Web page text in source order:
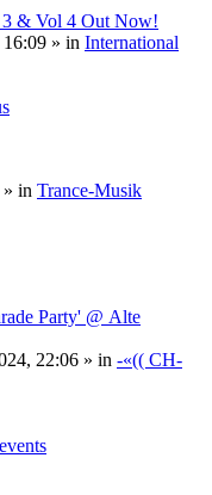
3 & Vol 4 Out Now!
» in International
» in Trance-Musik
Party' @ Alte
22:06 » in -«(( CH-